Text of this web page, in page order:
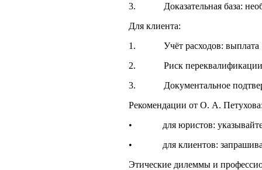
3. Доказательная база:
Для клиента:
1. Учёт расходов: выплата
2. Риск переквалификации:
3. Документальное
Рекомендации от О. А.
• для юристов: указывайте в
• для клиентов:
Этические дилеммы и